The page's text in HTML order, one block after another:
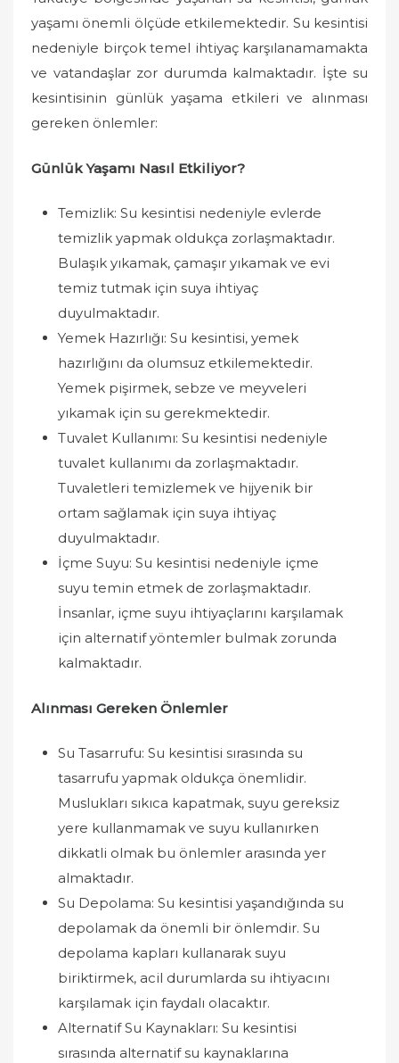
yaşamı önemli ölçüde etkilemektedir. Su kesintisi
nedeniyle birçok temel ihtiyaç karşılanamamakta
ve vatandaşlar zor durumda kalmaktadır. İşte su
kesintisinin günlük yaşama etkileri ve alınması
gereken önlemler:
Günlük Yaşamı Nasıl Etkiliyor?
Temizlik: Su kesintisi nedeniyle evlerde
temizlik yapmak oldukça zorlaşmaktadır.
Bulaşık yıkamak, çamaşır yıkamak ve evi
temiz tutmak için suya ihtiyaç
duyulmaktadır.
Yemek Hazırlığı: Su kesintisi, yemek
hazırlığını da olumsuz etkilemektedir.
Yemek pişirmek, sebze ve meyveleri
yıkamak için su gerekmektedir.
Tuvalet Kullanımı: Su kesintisi nedeniyle
tuvalet kullanımı da zorlaşmaktadır.
Tuvaletleri temizlemek ve hijyenik bir
ortam sağlamak için suya ihtiyaç
duyulmaktadır.
İçme Suyu: Su kesintisi nedeniyle içme
suyu temin etmek de zorlaşmaktadır.
İnsanlar, içme suyu ihtiyaçlarını karşılamak
için alternatif yöntemler bulmak zorunda
kalmaktadır.
Alınması Gereken Önlemler
Su Tasarrufu: Su kesintisi sırasında su
tasarrufu yapmak oldukça önemlidir.
Muslukları sıkıca kapatmak, suyu gereksiz
yere kullanmamak ve suyu kullanırken
dikkatli olmak bu önlemler arasında yer
almaktadır.
Su Depolama: Su kesintisi yaşandığında su
depolamak da önemli bir önlemdir. Su
depolama kapları kullanarak suyu
biriktirmek, acil durumlarda su ihtiyacını
karşılamak için faydalı olacaktır.
Alternatif Su Kaynakları: Su kesintisi
sırasında alternatif su kaynaklarına